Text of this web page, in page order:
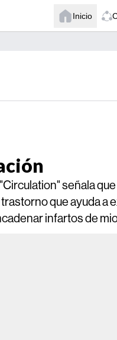
Inicio
señala
que ayuda a
infartos de